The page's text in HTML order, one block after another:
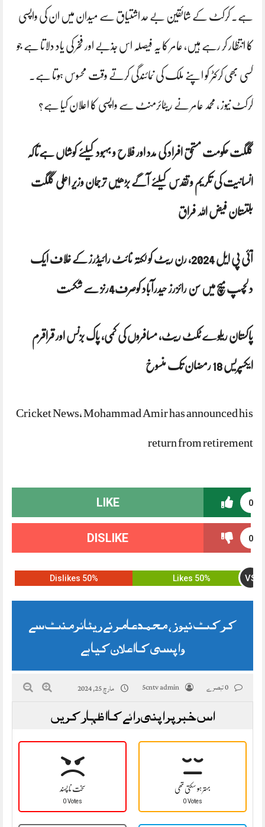
ہے۔ کرکٹ کے شائقین بے حد اشتیاق سے میدان میں ان کی واپسی
کا انتظار کر رہے ہیں، عامر کا یہ فیصلہ اس جذبے اور فخر کی یاد دلاتا ہے جو
کسی بھی کرکٹر کو اپنے ملک کی نمائندگی کرتے وقت محسوس ہوتا ہے۔
کرکٹ نیوز ، محمد عامر نے ریٹائرمنٹ سے واپسی کا اعلان کیا ہے؟
گلگت حکومت مستحق افراد کی مدد اور فلاح و بہبود کیلئے کوشاں ہےتاکہ
انسانیت کی تکریم و تقدس کیلئے آگے بڑھیں ترجمان وزیر اعلی گلگت
بلتستان فیض اللہ فراق
آئی پی ایل 2024، رن ریٹ کولکتہ نائٹ رائیڈرز کے خلاف ایک
دلچسپ میچ میں سن رائزرز حیدرآباد کوصرف4رنز سے شکست
پاکستان ریلوے ٹکٹ ریٹ، مسافروں کی کمی، پاک بزنس اور قراقرم
ایکسپریس 18 رمضان تک منسوخ
Cricket News, Mohammad Amir has announced his
return from retirement
0
LIKE
0
DISLIKE
50% Likes VS
50% Dislikes
کرکٹ نیوز ، محمد عامر نے ریٹائرمنٹ سے
واپسی کا اعلان کیا ہے
5cntv admin مارچ 25, 2024
اس خبر پر اپنی رائے کا اظہار کریں
سخت نا پسند
0 Votes
بہتر ہو سکتی تھی
0 Votes